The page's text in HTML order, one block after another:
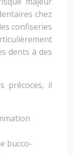
chez
confiseries
dents à des
précoces, il
bucco-